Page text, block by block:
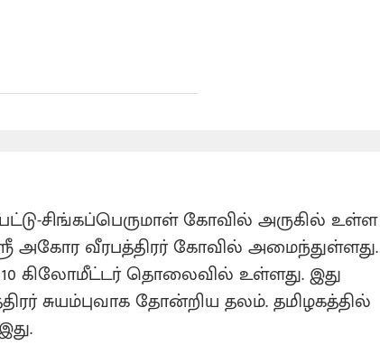
சிங்கப்பெருமாள் கோவில் அருகில் உள்ள
அகோர வீரபத்திரர் கோவில் அமைந்துள்ளது.
10 கிலோமீட்டர் தொலைவில் உள்ளது. இது
சுயம்புவாக தோன்றிய தலம். தமிழகத்தில்